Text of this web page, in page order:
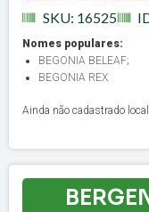
SKU: 16525
Nomes populares:
BEGONIA BELEAF;
BEGONIA REX
Ainda não cadastrado